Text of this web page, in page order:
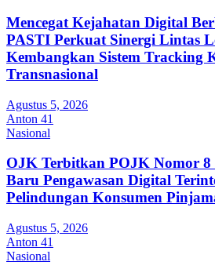
Mencegat Kejahatan Digital
PASTI Perkuat Sinergi Lintas
Kembangkan Sistem Tracking
Transnasional
Agustus 5, 2026
Anton 41
Nasional
OJK Terbitkan POJK Nomor 8
Baru Pengawasan Digital
Pelindungan Konsumen
Agustus 5, 2026
Anton 41
Nasional